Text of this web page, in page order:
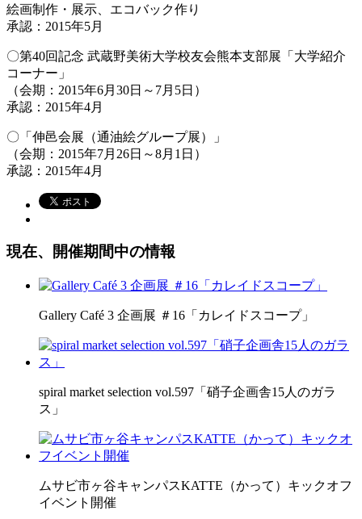
絵画制作・展示、エコバック作り
承認：2015年5月
〇第40回記念 武蔵野美術大学校友会熊本支部展「大学紹介
コーナー」
（会期：2015年6月30日～7月5日）
承認：2015年4月
〇「伸邑会展（通油絵グループ展）」
（会期：2015年7月26日～8月1日）
承認：2015年4月
現在、開催期間中の情報
Gallery Café 3 企画展 ＃16「カレイドスコープ」
spiral market selection vol.597「硝子企画舎15人のガラ
ス」
ムサビ市ヶ谷キャンパスKATTE（かって）キックオフ
イベント開催